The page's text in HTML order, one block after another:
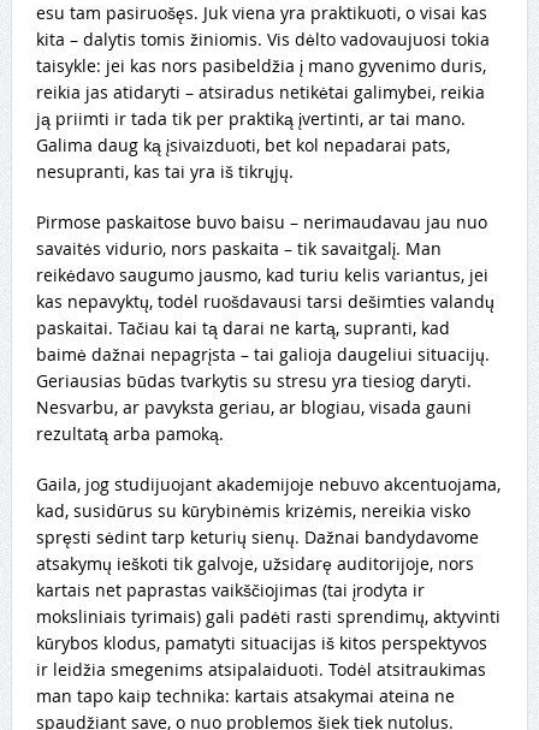
esu tam pasiruošęs. Juk viena yra praktikuoti, o visai kas
kita – dalytis tomis žiniomis. Vis dėlto vadovaujuosi tokia
taisykle: jei kas nors pasibeldžia į mano gyvenimo duris,
reikia jas atidaryti – atsiradus netikėtai galimybei, reikia
ją priimti ir tada tik per praktiką įvertinti, ar tai mano.
Galima daug ką įsivaizduoti, bet kol nepadarai pats,
nesupranti, kas tai yra iš tikrųjų.
Pirmose paskaitose buvo baisu – nerimaudavau jau nuo
savaitės vidurio, nors paskaita – tik savaitgalį. Man
reikėdavo saugumo jausmo, kad turiu kelis variantus, jei
kas nepavyktų, todėl ruošdavausi tarsi dešimties valandų
paskaitai. Tačiau kai tą darai ne kartą, supranti, kad
baimė dažnai nepagrįsta – tai galioja daugeliui situacijų.
Geriausias būdas tvarkytis su stresu yra tiesiog daryti.
Nesvarbu, ar pavyksta geriau, ar blogiau, visada gauni
rezultatą arba pamoką.
Gaila, jog studijuojant akademijoje nebuvo akcentuojama,
kad, susidūrus su kūrybinėmis krizėmis, nereikia visko
spręsti sėdint tarp keturių sienų. Dažnai bandydavome
atsakymų ieškoti tik galvoje, užsidarę auditorijoje, nors
kartais net paprastas vaikščiojimas (tai įrodyta ir
moksliniais tyrimais) gali padėti rasti sprendimų, aktyvinti
kūrybos klodus, pamatyti situacijas iš kitos perspektyvos
ir leidžia smegenims atsipalaiduoti. Todėl atsitraukimas
man tapo kaip technika: kartais atsakymai ateina ne
spaudžiant save, o nuo problemos šiek tiek nutolus.